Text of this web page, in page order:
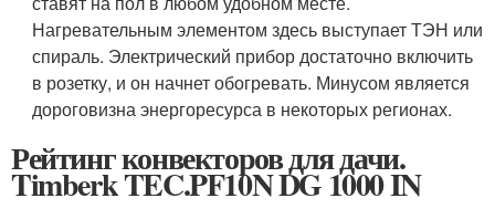
Нагревательным элементом здесь выступает ТЭН или
спираль. Электрический прибор достаточно включить
в розетку, и он начнет обогревать. Минусом является
дороговизна энергоресурса в некоторых регионах.
Рейтинг конвекторов для дачи.
Timberk TEC.PF10N DG 1000 IN